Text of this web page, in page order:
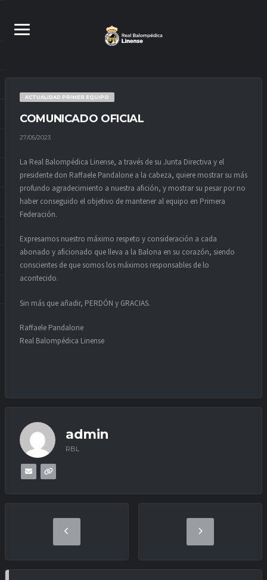
ACTUALIDAD PRIMER EQUIPO
COMUNICADO OFICIAL
27/05/2023
La Real Balompédica Linense, a través de su Junta Directiva y el
presidente don Raffaele Pandalone a la cabeza, quiere mostrar su más
profundo agradecimiento a nuestra afición, y mostrar su pesar por no
haber conseguido el objetivo de mantener al equipo en Primera
Federación.
Expresamos nuestro máximo respeto y consideración a cada
abonado y aficionado que lleva a la Balona en su corazón, siendo
conscientes de que somos los máximos responsables de lo
acontecido.
Sin más que añadir, PERDÓN y GRACIAS.
Raffaele Pandalone
Real Balompédica Linense
admin
RBL